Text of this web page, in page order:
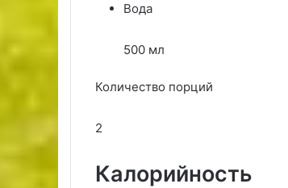
Вода
500 мл
Количество порций
2
Калорийность